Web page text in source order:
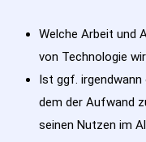
Welche Arbeit und
von Technologie
Ist ggf. irgendwann
dem der Aufwand
seinen Nutzen im